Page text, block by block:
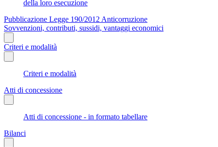
della loro esecuzione
Pubblicazione Legge 190/2012 Anticorruzione
Sovvenzioni, contributi, sussidi, vantaggi economici
Criteri e modalità
Criteri e modalità
Atti di concessione
Atti di concessione - in formato tabellare
Bilanci